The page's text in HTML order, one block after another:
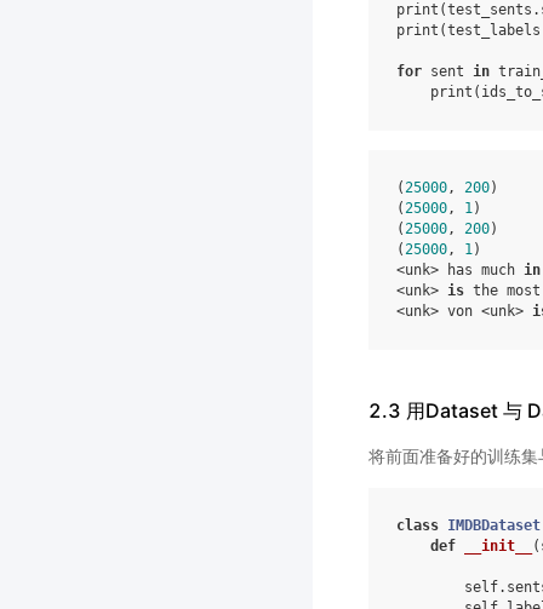
print (test_sents .
print (test_labels
for sent in
print (
(25000, 200)
(25000, 1)
(25000, 200)
(25000, 1)
<unk> has much in
<unk> is the most
<unk> von <unk>
2.3 用Dataset 与
将前面准备好的训练
class IMDBDataset
def
__init__ (
self.